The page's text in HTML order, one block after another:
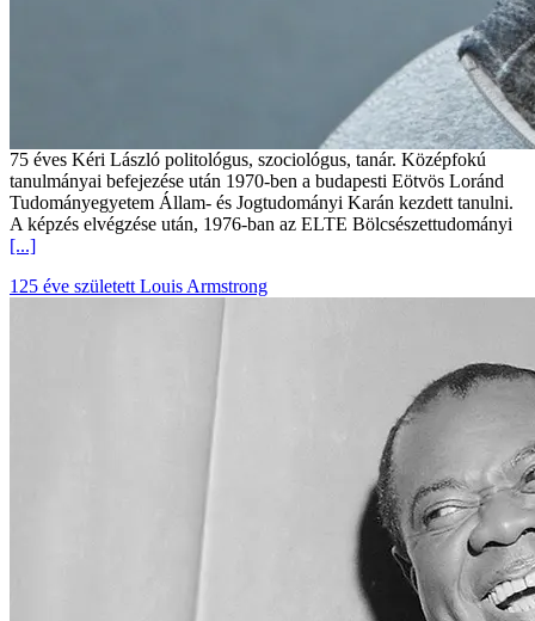
75 éves Kéri László politológus, szociológus, tanár. Középfokú
tanulmányai befejezése után 1970-ben a budapesti Eötvös Loránd
Tudományegyetem Állam- és Jogtudományi Karán kezdett tanulni.
A képzés elvégzése után, 1976-ban az ELTE Bölcsészettudományi
[...]
125 éve született Louis Armstrong